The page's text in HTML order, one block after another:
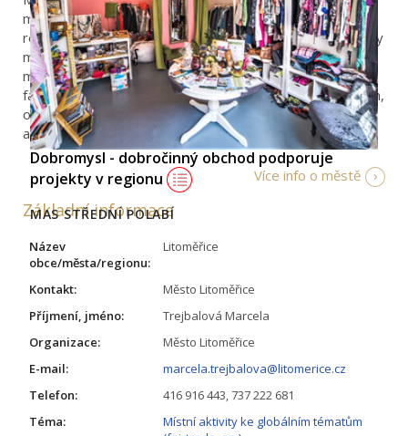
Dobromysl - dobročinný obchod podporuje
projekty v regionu
MAS STŘEDNÍ POLABÍ
město" v rámci mezinárodní kampaně podporující
rozvojovou spolupráci a spravedlivější ekonomické vztahy
mezi rozvinutými a rozvojovými zeměmi. Získat titul je
možné při splnění pěti kritérií, mezi něž patří dostupnost
fairtradových produktů v místních obchodech a kavárnách,
oficiální podpora fair trade ze strany města či osvětové
aktivity místních organizací.
Více info o městě
Základní informace
Název
obce/města/regionu:
Litoměřice
Kontakt:
Město Litoměřice
Příjmení, jméno:
Trejbalová Marcela
Organizace:
Město Litoměřice
E-mail:
marcela.trejbalova@litomerice.cz
Telefon:
416 916 443, 737 222 681
Téma:
Místní aktivity ke globálním tématům